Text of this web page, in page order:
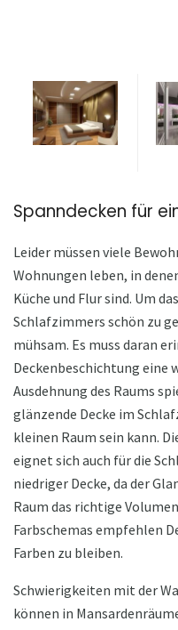
Spanndecken für
Leider müssen viele
Wohnungen leben, in
Küche und Flur sind. Um
Schlafzimmers schön zu
mühsam. Es muss daran
Deckenbeschichtung eine
Ausdehnung des Raums
glänzende Decke im
kleinen Raum sein kann.
eignet sich auch für die
niedriger Decke, da der
Raum das richtige
Farbschemas empfehlen
Farben zu bleiben.
Schwierigkeiten mit der
können in